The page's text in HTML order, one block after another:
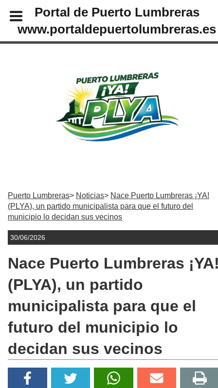
Portal de Puerto Lumbreras
www.portaldepuertolumbreras.es
Puerto Lumbreras Noticias
Nace Puerto Lumbreras ¡YA!
(PLYA), un partido municipalista para que el futuro del
municipio lo decidan sus vecinos
30/06/2026
Nace Puerto Lumbreras
(PLYA), un partido
municipalista para que el
futuro del municipio lo
decidan sus vecinos